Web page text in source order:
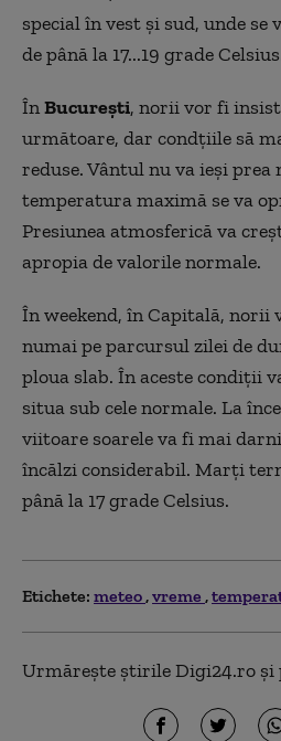
special în vest şi sud, unde
de până la 17...19 grade
ÎnBucureşti, norii vor fi
următoare, dar condţiile să
reduse. Vântul nu va ieşi
temperatura maximă se va
Presiunea atmosferică va
apropia de valorile normale.
În weekend, în Capitală, norii
numai pe parcursul zilei de
ploua slab. În aceste condiţii
situa sub cele normale. La
viitoare soarele va fi mai
încălzi considerabil. Marţi
până la 17 grade Celsius.
Etichete: meteo vreme
Urmărește știrile Digi24.ro și